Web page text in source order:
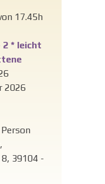
17.45h
2 * leicht
2026
,
39104 -